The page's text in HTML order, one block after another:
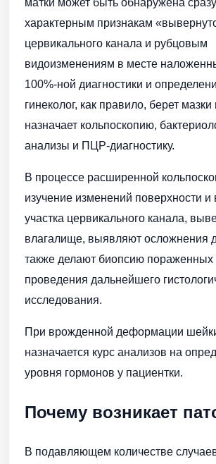
характерным признакам
цервикального канала и рубцовым
видоизменениям в месте
100%-ной диагностики и
гинеколог, как правило, берет
назначает кольпоскопию,
анализы и ПЦР-диагностику.
В процессе расширенной
изучение изменений поверхности и
участка цервикального канала,
влагалище, выявляют осложнения
также делают биопсию пораженных
проведения дальнейшего
исследования.
При врожденной деформации
назначается курс анализов на
уровня гормонов у пациентки.
Почему возникает
В подавляющем количестве